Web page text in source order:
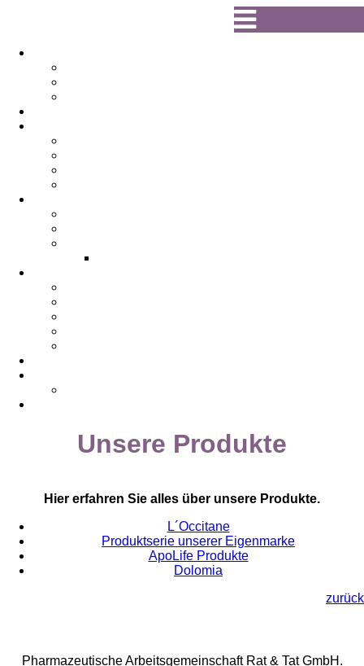
Unsere Produkte
Hier erfahren Sie alles über unsere Produkte.
L´Occitane
Produktserie unserer Eigenmarke
ApoLife Produkte
Dolomia
zurück
Pharmazeutische Arbeitsgemeinschaft Rat & Tat GmbH.